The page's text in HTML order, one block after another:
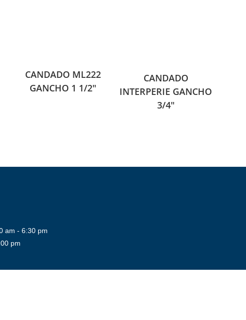
CANDADO ML222
GANCHO 1 1/2″
CANDADO
INTERPERIE GANCHO
3/4″
am - 6:30 pm
pm